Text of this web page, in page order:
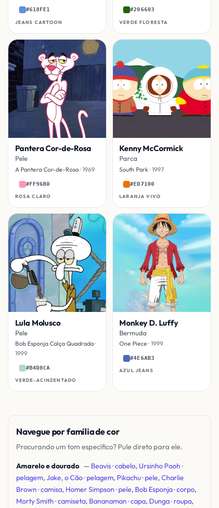
#618FE1
JEANS CARTOON
#206603
VERDE FLORESTA
Pantera Cor-de-Rosa
Pele
A Pantera Cor-de-Rosa· 1969
#FF96B0
ROSA CLARO
Kenny McCormick
Parca
South Park · 1997
#ED7100
LARANJA VIVO
Lula Molusco
Pele
Bob Esponja Calça Quadrada·
1999
#B4D8CA
VERDE-ACINZENTADO
Monkey D. Luffy
Bermuda
One Piece · 1999
#4E6AB3
AZUL JEANS
Navegue por família de cor
Procurando um tom específico? Pule direto para ele.
Amarelo e dourado — Beavis · cabelo, Ursinho Pooh ·
pelagem, Jake, o Cão · pelagem, Pikachu · pele, Charlie
Brown · camisa, Homer Simpson · pele, Bob Esponja · corpo,
Morty Smith · camiseta, Bananaman · capa, Dunga · roupa,